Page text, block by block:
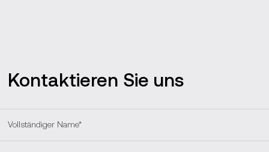
Kontaktieren Sie uns